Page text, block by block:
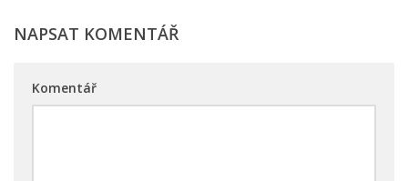
NAPSAT KOMENTÁŘ
Komentář